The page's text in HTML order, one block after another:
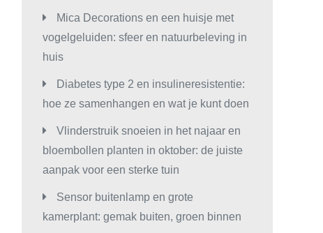
Mica Decorations en een huisje met
vogelgeluiden: sfeer en natuurbeleving in
huis
Diabetes type 2 en insulineresistentie:
hoe ze samenhangen en wat je kunt doen
Vlinderstruik snoeien in het najaar en
bloembollen planten in oktober: de juiste
aanpak voor een sterke tuin
Sensor buitenlamp en grote
kamerplant: gemak buiten, groen binnen